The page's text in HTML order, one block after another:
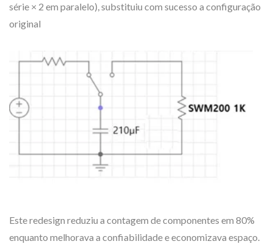
série × 2 em paralelo), substituiu com sucesso a configuração
original
Este redesign reduziu a contagem de componentes em 80%
enquanto melhorava a confiabilidade e economizava espaço.